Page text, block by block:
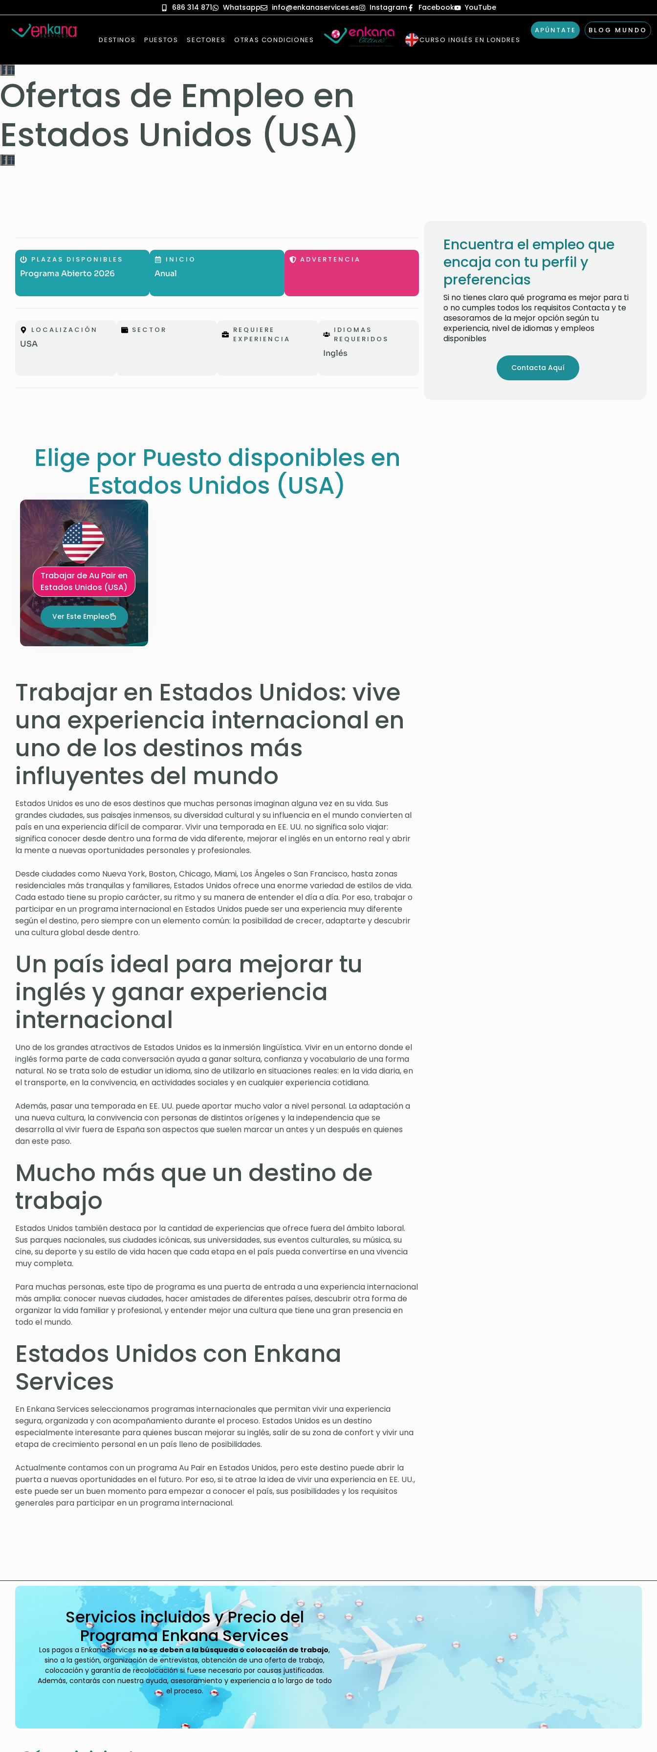
686 314 871 Whatsapp info@enkanaservices.es Instagram Facebook YouTube
DESTINOS PUESTOS SECTORES OTRAS CONDICIONES CURSO INGLÉS EN LONDRES
APÚNTATE BLOG MUNDO
Ofertas de Empleo en
Estados Unidos (USA)
PLAZAS DISPONIBLES
Programa Abierto 2026
INICIO
Anual
ADVERTENCIA
LOCALIZACIÓN
USA
SECTOR
REQUIERE
EXPERIENCIA
IDIOMAS
REQUERIDOS
Inglés
Elige por Puesto disponibles en
Estados Unidos (USA)
Trabajar de Au Pair en
Estados Unidos (USA)
Ver Este Empleo
Trabajar en Estados Unidos: vive
una experiencia internacional en
uno de los destinos más
influyentes del mundo
Estados Unidos es uno de esos destinos que muchas personas imaginan alguna vez en su vida. Sus
grandes ciudades, sus paisajes inmensos, su diversidad cultural y su influencia en el mundo convierten al
país en una experiencia difícil de comparar. Vivir una temporada en EE. UU. no significa solo viajar:
significa conocer desde dentro una forma de vida diferente, mejorar el inglés en un entorno real y abrir
la mente a nuevas oportunidades personales y profesionales.
Desde ciudades como Nueva York, Boston, Chicago, Miami, Los Ángeles o San Francisco, hasta zonas
residenciales más tranquilas y familiares, Estados Unidos ofrece una enorme variedad de estilos de vida.
Cada estado tiene su propio carácter, su ritmo y su manera de entender el día a día. Por eso, trabajar o
participar en un programa internacional en Estados Unidos puede ser una experiencia muy diferente
según el destino, pero siempre con un elemento común: la posibilidad de crecer, adaptarte y descubrir
una cultura global desde dentro.
Un país ideal para mejorar tu
inglés y ganar experiencia
internacional
Uno de los grandes atractivos de Estados Unidos es la inmersión lingüística. Vivir en un entorno donde el
inglés forma parte de cada conversación ayuda a ganar soltura, confianza y vocabulario de una forma
natural. No se trata solo de estudiar un idioma, sino de utilizarlo en situaciones reales: en la vida diaria, en
el transporte, en la convivencia, en actividades sociales y en cualquier experiencia cotidiana.
Además, pasar una temporada en EE. UU. puede aportar mucho valor a nivel personal. La adaptación a
una nueva cultura, la convivencia con personas de distintos orígenes y la independencia que se
desarrolla al vivir fuera de España son aspectos que suelen marcar un antes y un después en quienes
dan este paso.
Mucho más que un destino de
trabajo
Estados Unidos también destaca por la cantidad de experiencias que ofrece fuera del ámbito laboral.
Sus parques nacionales, sus ciudades icónicas, sus universidades, sus eventos culturales, su música, su
cine, su deporte y su estilo de vida hacen que cada etapa en el país pueda convertirse en una vivencia
muy completa.
Para muchas personas, este tipo de programa es una puerta de entrada a una experiencia internacional
más amplia: conocer nuevas ciudades, hacer amistades de diferentes países, descubrir otra forma de
organizar la vida familiar y profesional, y entender mejor una cultura que tiene una gran presencia en
todo el mundo.
Estados Unidos con Enkana
Services
En Enkana Services seleccionamos programas internacionales que permitan vivir una experiencia
segura, organizada y con acompañamiento durante el proceso. Estados Unidos es un destino
especialmente interesante para quienes buscan mejorar su inglés, salir de su zona de confort y vivir una
etapa de crecimiento personal en un país lleno de posibilidades.
Actualmente contamos con un programa Au Pair en Estados Unidos, pero este destino puede abrir la
puerta a nuevas oportunidades en el futuro. Por eso, si te atrae la idea de vivir una experiencia en EE. UU.,
este puede ser un buen momento para empezar a conocer el país, sus posibilidades y los requisitos
generales para participar en un programa internacional.
Encuentra el empleo que
encaja con tu perfil y
preferencias
Si no tienes claro qué programa es mejor para ti
o no cumples todos los requisitos Contacta y te
asesoramos de la mejor opción según tu
experiencia, nivel de idiomas y empleos
disponibles
Contacta Aquí
Servicios incluidos y Precio del
Programa Enkana Services
Los pagos a Enkana Services no se deben a la búsqueda o colocación de trabajo,
sino a la gestión, organización de entrevistas, obtención de una oferta de trabajo,
colocación y garantía de recolocación si fuese necesario por causas justificadas.
Además, contarás con nuestra ayuda, asesoramiento y experiencia a lo largo de todo
el proceso.